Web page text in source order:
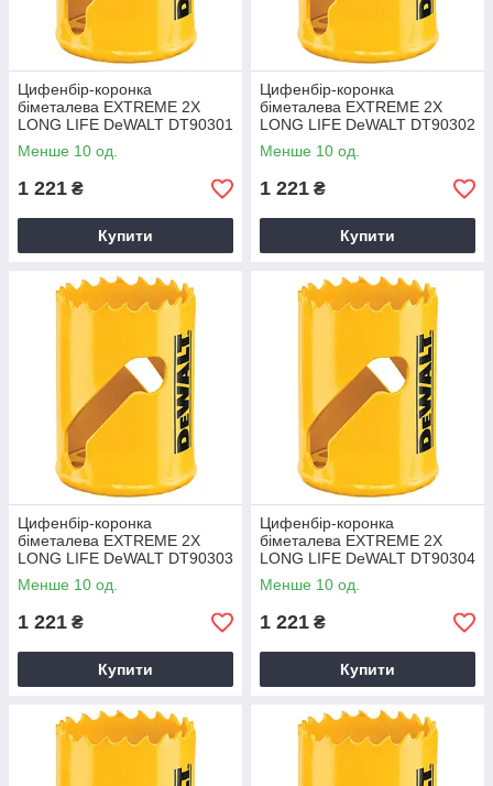
Цифенбір-коронка
біметалева EXTREME 2X
LONG LIFE DeWALT DT90301
Менше 10 од.
1 221 ₴
Купити
Цифенбір-коронка
біметалева EXTREME 2X
LONG LIFE DeWALT DT90302
Менше 10 од.
1 221 ₴
Купити
Цифенбір-коронка
біметалева EXTREME 2X
LONG LIFE DeWALT DT90303
Менше 10 од.
1 221 ₴
Купити
Цифенбір-коронка
біметалева EXTREME 2X
LONG LIFE DeWALT DT90304
Менше 10 од.
1 221 ₴
Купити